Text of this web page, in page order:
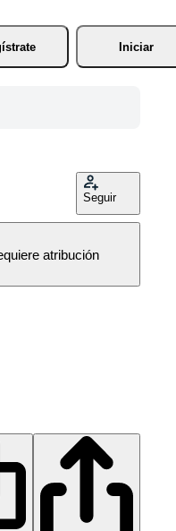
Iniciar
Seguir
atribución